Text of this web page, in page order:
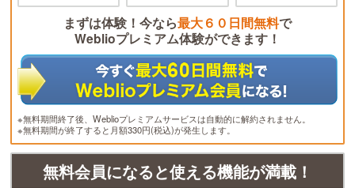
まずは体験！今なら最大６０日間無料で
Weblioプレミアム体験ができます！
※無料期間終了後、Weblioプレミアムサービスは自動的に解約されません。
※無料期間が終了すると月額330円(税込)が発生します。
無料会員になると使える機能が満載！